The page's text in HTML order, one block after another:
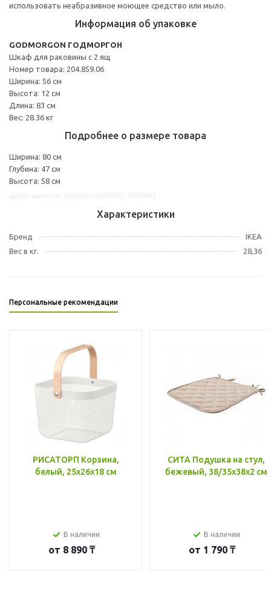
использовать неабразивное моющее средство или мыло.
Информация об упаковке
GODMORGON ГОДМОРГОН
Шкаф для раковины с 2 ящ
Номер товара: 204.859.06
Ширина: 56 см
Высота: 12 см
Длина: 83 см
Вес: 28.36 кг
Подробнее о размере товара
Ширина: 80 см
Глубина: 47 см
Высота: 58 см
Характеристики
Бренд
IKEA
Вес в кг.
28,36
Персональные рекомендации
РИСАТОРП Корзина,
белый, 25x26x18 см
В наличии
от 8 890 ₸
СИТА Подушка на стул,
бежевый, 38/35x38x2 см
В наличии
от 1 790 ₸